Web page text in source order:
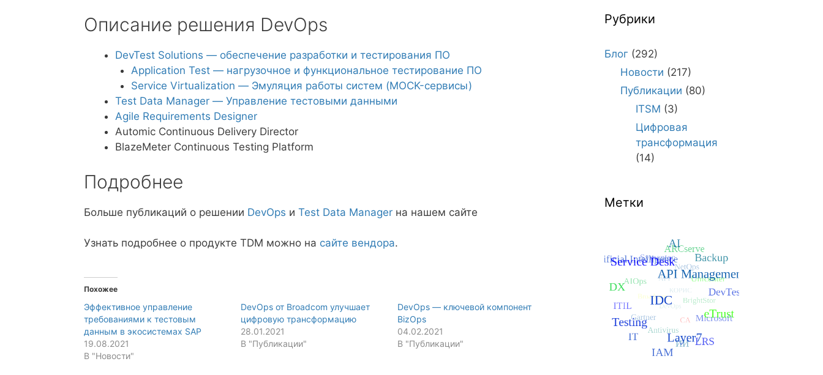
Описание решения DevOps
DevTest Solutions — обеспечение разработки и тестирования ПО
Application Test — нагрузочное и функциональное тестирование ПО
Service Virtualization — Эмуляция работы систем (MOCK-сервисы)
Test Data Manager — Управление тестовыми данными
Agile Requirements Designer
Automic Continuous Delivery Director
BlazeMeter Continuous Testing Platform
Подробнее
Больше публикаций о решении DevOps и Test Data Manager на нашем сайте
Узнать подробнее о продукте TDM можно на сайте вендора.
Похожее
Эффективное управление
требованиями к тестовым
данным в экосистемах SAP
19.08.2021
В "Новости"
DevOps от Broadcom улучшает
цифровую трансформацию
28.01.2021
В "Публикации"
DevOps — ключевой компонент
BizOps
04.02.2021
В "Публикации"
Рубрики
Блог (292)
Новости (217)
Публикации (80)
ITSM (3)
Цифровая
трансформация
(14)
Метки